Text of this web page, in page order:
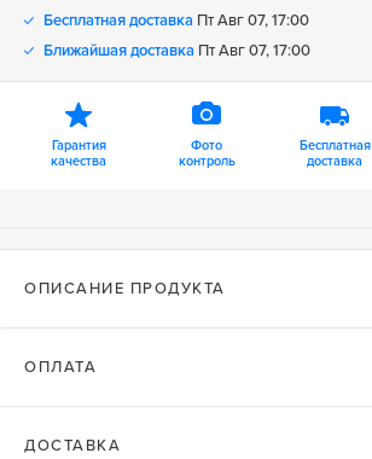
Бесплатная доставка Пт Авг 07, 17:00
Ближайшая доставка Пт Авг 07, 17:00
Гарантия
качества
Фото
контроль
Бесплатная
доставка
ОПИСАНИЕ ПРОДУКТА
ОПЛАТА
ДОСТАВКА